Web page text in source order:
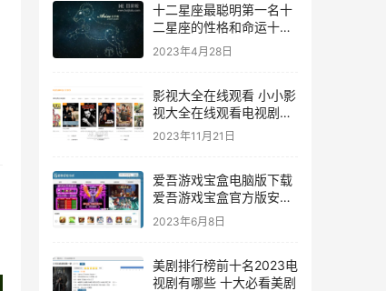
十二星座最聪明第一名十
二星座的性格和命运十二
星座准不准
2023年4月28日
影视大全在线观看 小小影
视大全在线观看电视剧免
费
2023年11月21日
爱吾游戏宝盒电脑版下载
爱吾游戏宝盒官方版安卓
ios下载
2023年6月8日
美剧排行榜前十名2023电
视剧有哪些 十大必看美剧